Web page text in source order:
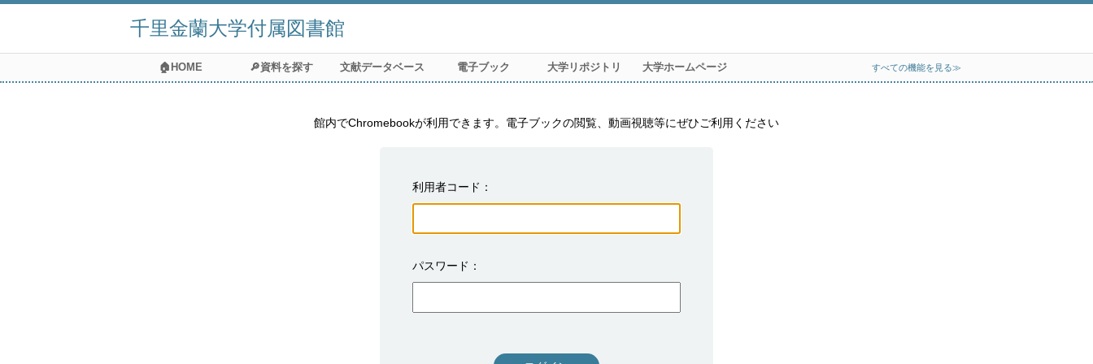
千里金蘭大学付属図書館
🏠HOME 🔎資料を探す 文献データベース 電子ブック 大学リポジトリ 大学ホームページ すべての機能を見る≫
利用者コード
パスワード